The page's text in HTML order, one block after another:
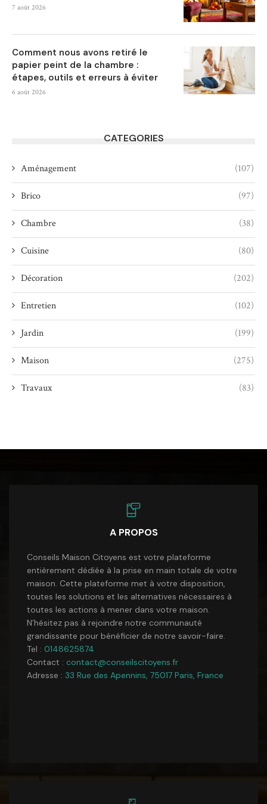
7 août 2026
Comment nous avons retiré le
papier peint de la chambre :
étapes, outils et erreurs à éviter
6 août 2026
CATEGORIES
Aménagement (107)
Brico (97)
Chambre (38)
Cuisine (80)
Décoration (202)
Entretien (102)
Jardin (199)
Maison (275)
Travaux (83)
A PROPOS
Conseils Maison Citoyens est votre plateforme
entièrement dédiée à la prise en main totale de votre
maison. Cette plateforme met à votre disposition,
toutes les solutions et les alternatives nécessaires à
toutes les actions à mener dans votre maison.
N’hésitez pas à rejoindre notre communauté
grandissante pour bénéficier de notre savoir-faire.
Tel : 0148625874
Contact : contact@conseilscitoyens.fr
Adresse : 33 Rue des Apennins, 75017 Paris, France